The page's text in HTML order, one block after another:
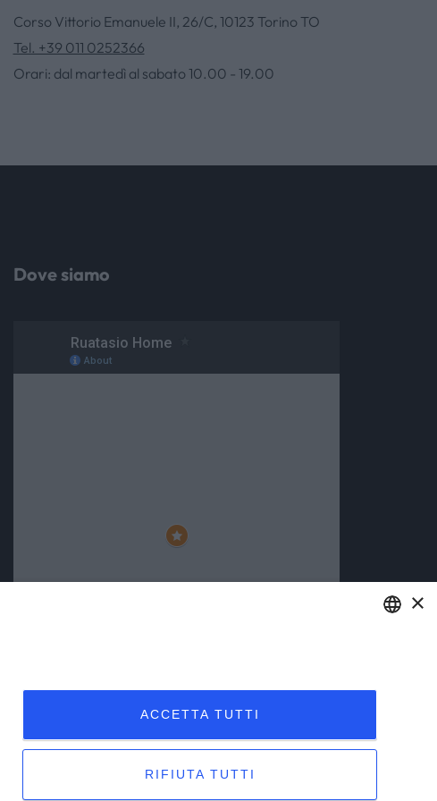
Corso Vittorio Emanuele II, 26/C, 10123 Torino TO
Tel. +39 011 0252366
Orari: dal martedì al sabato 10.00 - 19.00
Dove siamo
×
ACCETTA TUTTI
RIFIUTA TUTTI